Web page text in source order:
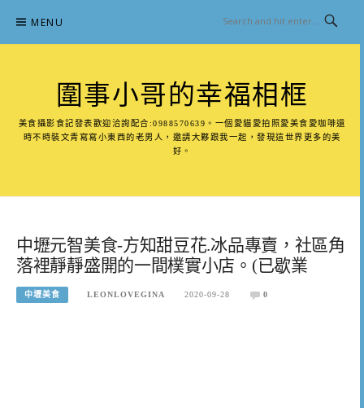
content
MENU
圍事小哥的幸福相框
美食攝影食記發表歡迎洽詢配合:0988570639。一個愛貓愛拍照愛美食愛咖啡還
時不時裝文青寫寫小東西的老男人，邀請大夥跟我一起，發現這世界更多的美
好。
中壢元智美食-方知甜豆花.冰品專賣，社區角
落裡靜靜盛開的一間樸實小店。(已歇業
中壢美食 LEONLOVEGINA 2020-09-28 0